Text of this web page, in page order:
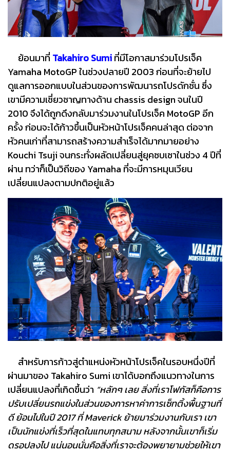
ย้อนมาที่ Takahiro Sumiที่มีโอกาสมาร่วมโปรเจ็ค
Yamaha MotoGP ในช่วงปลายปี 2003 ก่อนที่จะย้ายไป
ดูแลการออกแบบในส่วนของการพัฒนารถโปรดักชั่น ซึ่ง
เขามีความเชี่ยวชาญทางด้าน chassis design จนในปี
2010 จึงได้ถูกดึงกลับมาร่วมงานในโปรเจ็ค MotoGP อีก
ครั้ง ก่อนจะได้ก้าวขึ้นเป็นหัวหน้าโปรเจ็คคนล่าสุด ต่อจาก
หัวคนเก่าที่สามารถสร้างความสำเร็จได้มากมายอย่าง
Kouchi Tsuji จนกระทั่งผลัดเปลี่ยนสู่ยุคซบเซาในช่วง 4 ปีที่
ผ่าน ทว่าก็เป็นวิถีของ Yamaha ที่จะมีการหมุนเวียน
เปลี่ยนแปลงตามปกติอยู่แล้ว
สำหรับการก้าวสู่ตำแหน่งหัวหน้าโปรเจ็คในรอบหนึ่งปีที่
ผ่านมาของ Takahiro Sumi เขาได้บอกถึงแนวทางในการ
เปลี่ยนแปลงที่เกิดขึ้นว่า “หลักๆ เลย สิ่งที่เราโฟกัสก็คือการ
ปรับเปลี่ยนรถแข่งในส่วนของการหาค่าการเซ็ทติ้งพื้นฐานที่
ดี ย้อนไปในปี 2017 ที่ Maverick ย้ายมาร่วมงานกับเรา เขา
เป็นนักแข่งที่เร็วที่สุดในแทบทุกสนาม หลังจากนั้นเขาก็เริ่ม
ดรอปลงไป แน่นอนนั่นคือสิ่งที่เราจะต้องพยายามช่วยให้เขา